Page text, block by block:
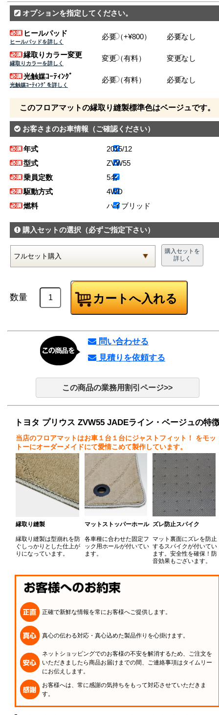
オプションを指定してください。
ヒールパッド
ヒールパッドを詳しく
必要（+¥800） 必要なし
縁取りカラー変更
縁取りカラーを詳しく
変更（有料） 変更なし
光触媒ｺｰﾃｨﾝｸﾞ
光触媒ｺｰﾃｨﾝｸﾞを詳しく
必要（有料） 必要なし
このフロアマットの縁取り縫製標準色はベージュです。
お客さまのお車情報 （ご確認ください）
年式
2015/12
型式
ZVW55
乗員定数
5名
駆動方式
4WD
燃料
ハイブリッド
購入セットの選択 （必ずご指定下さい）
購入セットを
詳しく
数量
問い合わせる
見積りを依頼する
この商品の業務用割引ページ>>
トヨタ プリウス ZVW55 JADEライン・ベージュの特
当店のフロアマットはお車１台１台にジャストフィット！
をモッ
トーにオーダーメイドにて愛情こめて製作しています。
縁取り縫製
縁取り縫製は型崩れを防
ぐしっかりとした仕上が
りになっています。
マットストッパーホール
各車種に合わせた固定フ
ック用ホールが付いてい
ます。
ズレ防止スパイク
マット裏面にズレを防止
するスパイクが付いてい
ます。安全性を確保！防
音効果もございます。
正確で新鮮な情報を常にお客様へご提供します。
真心の伝わる対応・真心込めた製品作りを心掛けます。
ネットショッピングでのお客様の不安を解消するため、ご注文を
いただきましたら商品お届けまでの間、ご連絡事項はタイムリー
にお伝えします。
お客様へは、常に感謝の気持ちをもって対応させていただきま
す。